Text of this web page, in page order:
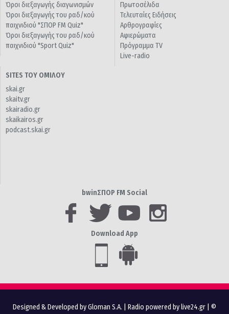
Όροι διεξαγωγής διαγωνισμών
Όροι διεξαγωγής του ραδ/κού
παιχνιδιού "ΣΠΟΡ FM Quiz"
Όροι διεξαγωγής του ραδ/κού
παιχνιδιού "Sport Quiz"
Πρωτοσέλιδα
Τελευταίες Ειδήσεις
Αρθρογραφίες
Αφιερώματα
Πρόγραμμα TV
Live-radio
SITES ΤΟΥ ΟΜΙΛΟΥ
skai.gr
skaitv.gr
skairadio.gr
skaikairos.gr
podcast.skai.gr
bwinΣΠΟΡ FM Social
Download App
Designed & Developed by Gloman S.A. Radio powered by live24.gr | ©